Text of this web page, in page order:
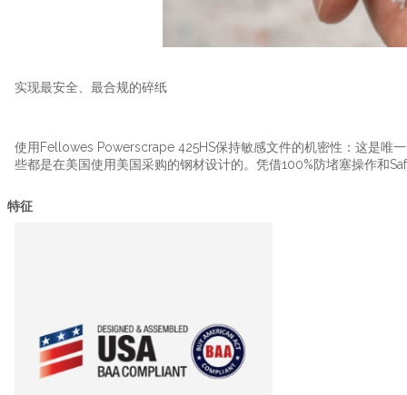
实现最安全、最合规的碎纸
使用Fellowes Powerscrape 425HS保持敏感文件的机密性：这是唯
些都是在美国使用美国采购的钢材设计的。凭借100%防堵塞操作和
特征